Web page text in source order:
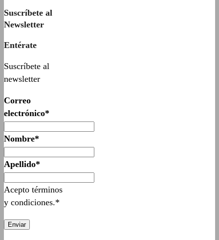
Suscríbete al
Newsletter
Entérate
Suscríbete al
newsletter
Correo
electrónico*
Nombre*
Apellido*
Acepto términos
y condiciones.*